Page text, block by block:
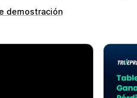
demostración